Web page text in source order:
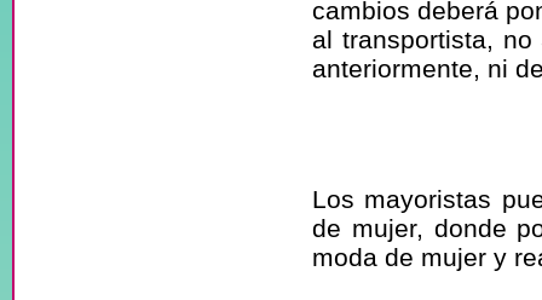
cambios deberá
al transportista,
anteriormente, ni
Los mayoristas
de mujer, donde
moda de mujer y